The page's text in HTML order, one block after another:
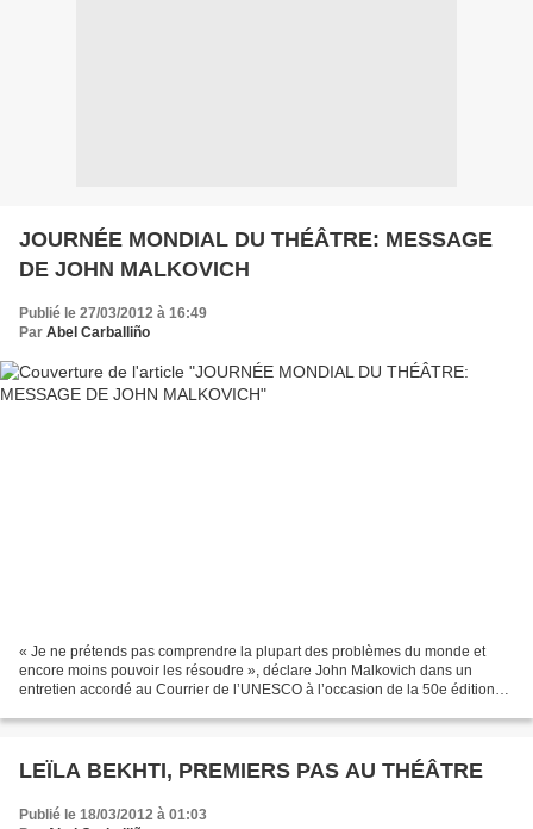
JOURNÉE MONDIAL DU THÉÂTRE: MESSAGE
DE JOHN MALKOVICH
Publié le 27/03/2012 à 16:49
Par Abel Carballiño
« Je ne prétends pas comprendre la plupart des problèmes du monde et
encore moins pouvoir les résoudre », déclare John Malkovich dans un
entretien accordé au Courrier de l’UNESCO à l’occasion de la 50e édition
LEÏLA BEKHTI, PREMIERS PAS AU THÉÂTRE
Publié le 18/03/2012 à 01:03